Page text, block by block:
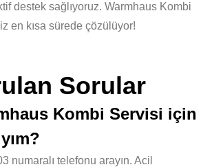
destek sağlıyoruz. Warmhaus Kombi
en kısa sürede çözülüyor!
Sorular
Kombi Servisi için
numaralı telefonu arayın. Acil